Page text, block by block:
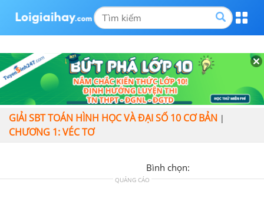
GIẢI SBT TOÁN HÌNH HỌC VÀ ĐẠI SỐ 10 CƠ BẢN |
CHƯƠNG 1: VÉC TƠ
Bình chọn:
QUẢNG CÁO